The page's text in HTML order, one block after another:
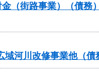
金（街路事業）（債
河川改修事業他（